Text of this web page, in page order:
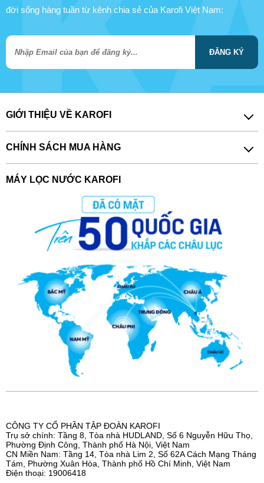
đời sống hàng tuần từ kênh chia sẻ của Karofi Việt Nam:
ĐĂNG KÝ
GIỚI THIỆU VỀ KAROFI
CHÍNH SÁCH MUA HÀNG
MÁY LỌC NƯỚC KAROFI
CÔNG TY CỔ PHẦN TẬP ĐOÀN KAROFI
Trụ sở chính: Tầng 8, Tòa nhà HUDLAND, Số 6 Nguyễn Hữu Thọ,
Phường Định Công, Thành phố Hà Nội, Việt Nam
CN Miền Nam: Tầng 14, Tòa nhà Lim 2, Số 62A Cách Mạng Tháng
Tám, Phường Xuân Hòa, Thành phố Hồ Chí Minh, Việt Nam
Điện thoại: 19006418